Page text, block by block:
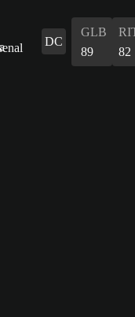
DC
GLB
89
82